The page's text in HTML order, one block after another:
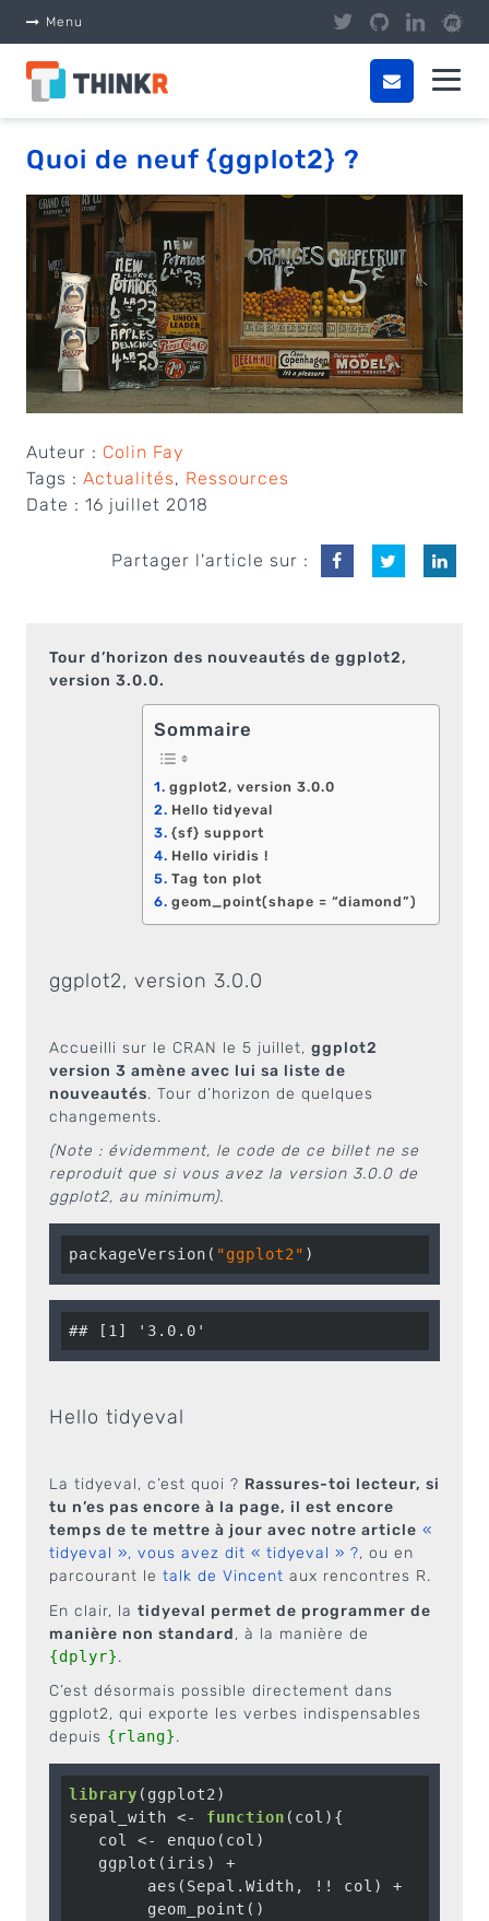
Menu
Quoi de neuf {ggplot2} ?
Auteur : Colin Fay
Tags : Actualités, Ressources
Date : 16 juillet 2018
Partager l'article sur :
Tour d’horizon des nouveautés de ggplot2,
version 3.0.0.
Sommaire
ggplot2, version 3.0.0
Hello tidyeval
{sf} support
Hello viridis !
Tag ton plot
geom_point(shape = “diamond”)
ggplot2, version 3.0.0
Accueilli sur le CRAN le 5 juillet, ggplot2
version 3 amène avec lui sa liste de
nouveautés. Tour d’horizon de quelques
changements.
(Note : évidemment, le code de ce billet ne se
reproduit que si vous avez la version 3.0.0 de
ggplot2, au minimum).
packageVersion( "ggplot2" )
## [1] '3.0.0'
Hello tidyeval
La tidyeval, c’est quoi ? Rassures-toi lecteur, si
tu n’es pas encore à la page, il est encore
temps de te mettre à jour avec notre article «
tidyeval », vous avez dit « tidyeval » ?, ou en
parcourant le talk de Vincent aux rencontres R.
En clair, la tidyeval permet de programmer de
manière non standard, à la manière de
{dplyr}.
C’est désormais possible directement dans
ggplot2, qui exporte les verbes indispensables
depuis {rlang}.
library (ggplot2)
sepal_with <- function (col){
   col <- enquo(col)
   ggplot(iris) +
        aes(Sepal.Width, !! col) +
        geom_point()
Panneau de gestion des cookies